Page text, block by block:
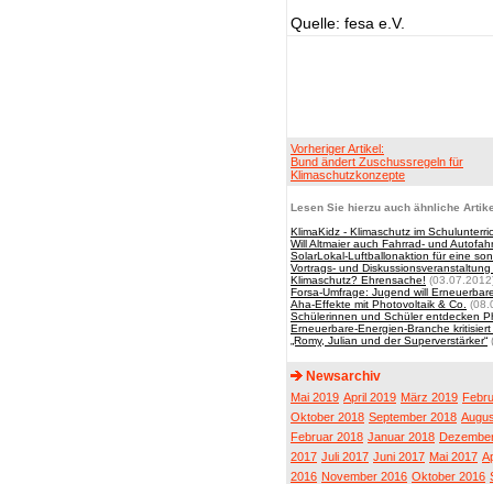
Quelle: fesa e.V.
Vorheriger Artikel:
Bund ändert Zuschussregeln für
Klimaschutzkonzepte
Lesen Sie hierzu auch ähnliche
KlimaKidz - Klimaschutz im
Will Altmaier auch Fahrrad- und
SolarLokal-Luftballonaktion für eine
Vortrags- und
Klimaschutz? Ehrensache!
Forsa-Umfrage: Jugend will
Aha-Effekte mit Photovoltaik & Co.
Schülerinnen und Schüler entdecken
Erneuerbare-Energien-Branche kritisiert
„Romy, Julian und der Superverstärker“
Newsarchiv
Mai 2019 April 2019 März 2019
Oktober 2018 September 2018
Februar 2018 Januar 2018
2017 Juli 2017 Juni 2017 Mai 2017
2016 November 2016 Oktober 2016